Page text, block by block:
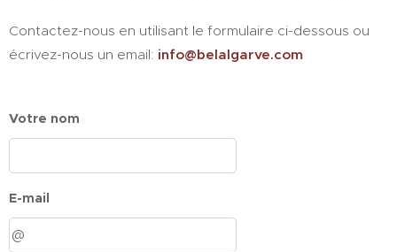
Contactez-nous en utilisant le formulaire ci-dessous ou
écrivez-nous un email: info@belalgarve.com
Votre nom
E-mail